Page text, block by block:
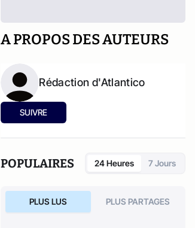
A PROPOS DES AUTEURS
Rédaction d'Atlantico
SUIVRE
POPULAIRES 24 Heures 7 Jours
PLUS LUS PLUS PARTAGES